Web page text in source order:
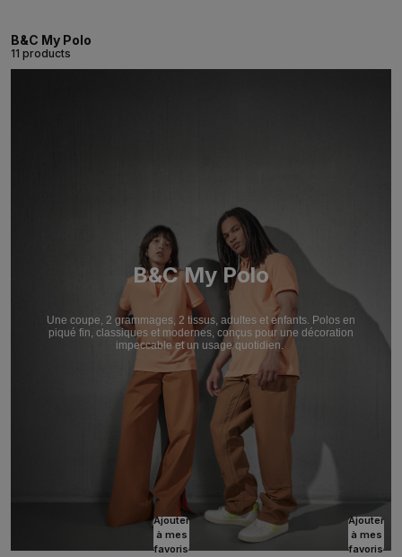
B&C My Polo
11 products
B&C My Polo
Une coupe, 2 grammages, 2 tissus, adultes et enfants. Polos en
piqué fin, classiques et modernes, conçus pour une décoration
impeccable et un usage quotidien.
Ajouter
à mes
favoris
Ajouter
à mes
favoris